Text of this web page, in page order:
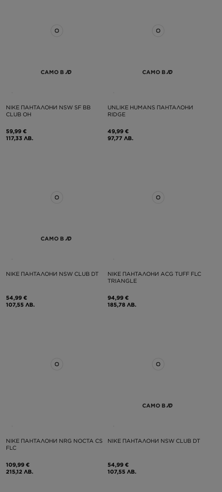
САМО В
NIKE ПАНТАЛОНИ NSW SF BB
CLUB OH
59,99 €
117,33 ЛВ.
САМО В
UNLIKE HUMANS ПАНТАЛОНИ
RIDGE
49,99 €
97,77 ЛВ.
САМО В
NIKE ПАНТАЛОНИ NSW CLUB DT
54,99 €
107,55 ЛВ.
NIKE ПАНТАЛОНИ ACG TUFF FLC
TRIANGLE
94,99 €
185,78 ЛВ.
NIKE ПАНТАЛОНИ NRG NOCTA CS
FLC
109,99 €
215,12 ЛВ.
САМО В
NIKE ПАНТАЛОНИ NSW CLUB DT
54,99 €
107,55 ЛВ.